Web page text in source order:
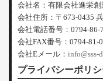
会社名：有限会社進栄
会社住所：〒673-0435
会社電話番号：0794-86-
会社FAX番号：0794-81-
会社Eメール： info@sss-
プライバシーポリ